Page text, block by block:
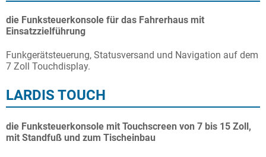
Funk
News
Intern
die Funksteuerkonsole für das Fahrerhaus mit
Einsatzzielführung
Funkgerätsteuerung, Statusversand und Navigation auf dem
7 Zoll Touchdisplay.
LARDIS TOUCH
die Funksteuerkonsole mit Touchscreen von 7 bis 15 Zoll,
mit Standfuß und zum Tischeinbau